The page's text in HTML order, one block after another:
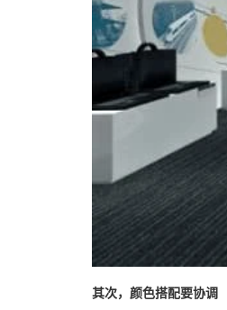
其次，颜色搭配要协调